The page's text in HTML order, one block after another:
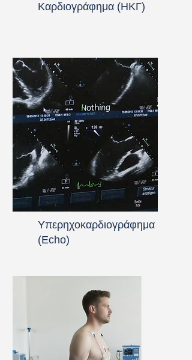
Καρδιογράφημα (ΗΚΓ)
Υπερηχοκαρδιογράφημα
(Echo)